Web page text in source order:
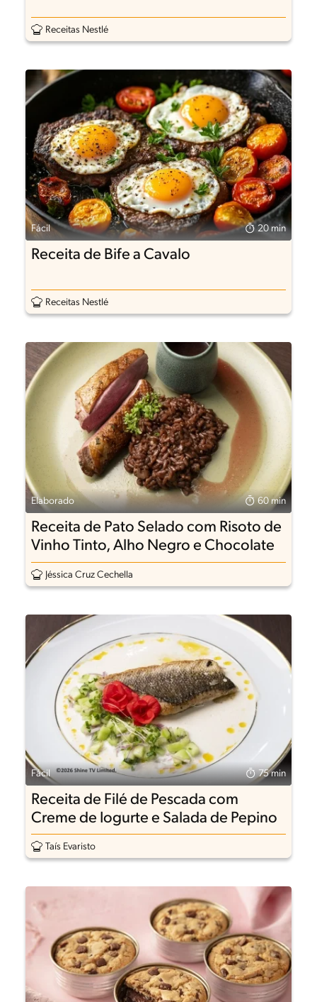
Receitas Nestlé
Fácil 20 min
Receita de Bife a Cavalo
Receitas Nestlé
Elaborado 60 min
Receita de Pato Selado com Risoto de
Vinho Tinto, Alho Negro e Chocolate
Jéssica Cruz Cechella
Fácil 75 min
Receita de Filé de Pescada com
Creme de Iogurte e Salada de Pepino
Taís Evaristo